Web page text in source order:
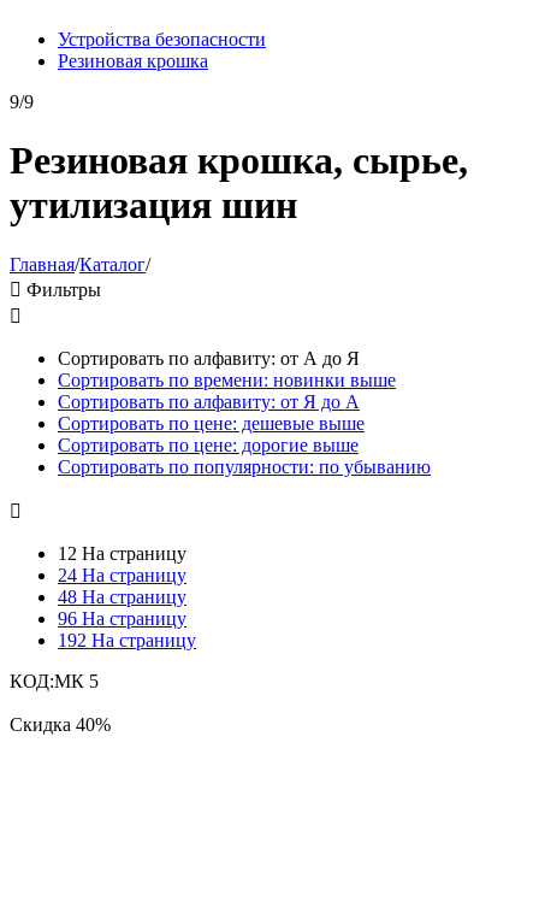
Устройства безопасности
Резиновая крошка
9/9
Резиновая крошка, сырье,
утилизация шин
Главная/Каталог/
 Фильтры

Сортировать по алфавиту: от А до Я
Сортировать по времени: новинки выше
Сортировать по алфавиту: от Я до А
Сортировать по цене: дешевые выше
Сортировать по цене: дорогие выше
Сортировать по популярности: по убыванию

12 На страницу
24 На страницу
48 На страницу
96 На страницу
192 На страницу
КОД:МК 5
Скидка 40%